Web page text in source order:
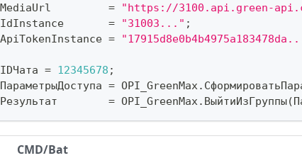
MediaUrl
= "https://3100.api.green-
IdInstance
= "31003..." ;
=
= 12345678 ;
= OPI_GreenMax.
Результат
= OPI_GreenMax. ВыйтиИзГруппы(
CMD/Bat